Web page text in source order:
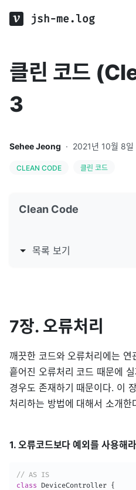
jsh-me.log
클린 코드
3
Sehee Jeong · 2021년 10월 8일
CLEAN CODE 클린 코드
Clean Code
목록 보기
7장. 오류처리
깨끗한 코드와 오류처리에는 연
흩어진 오류처리 코드 때문에
경우도 존재하기 때문이다. 이
처리하는 방법에 대해서 소개한
1. 오류코드보다 예외를 사용해라
// AS IS
class DeviceController {